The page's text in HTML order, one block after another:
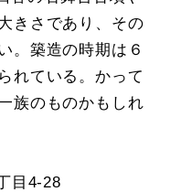
きさであり、その
。築造の時期は６
れている。かって
族のものかもしれ
目4-28